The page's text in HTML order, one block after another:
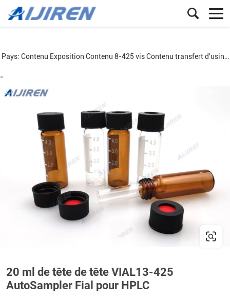
Pays: Contenu Exposition Contenu 8-425 visContenu transfert d'usine de chariot
=
20 ml de tête de tête VIAL13-425
AutoSampler Fial pour HPLC